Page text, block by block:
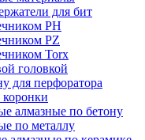
для бит
PH
PZ
Torx
головкой
для перфоратора
алмазные по бетону
по металлу